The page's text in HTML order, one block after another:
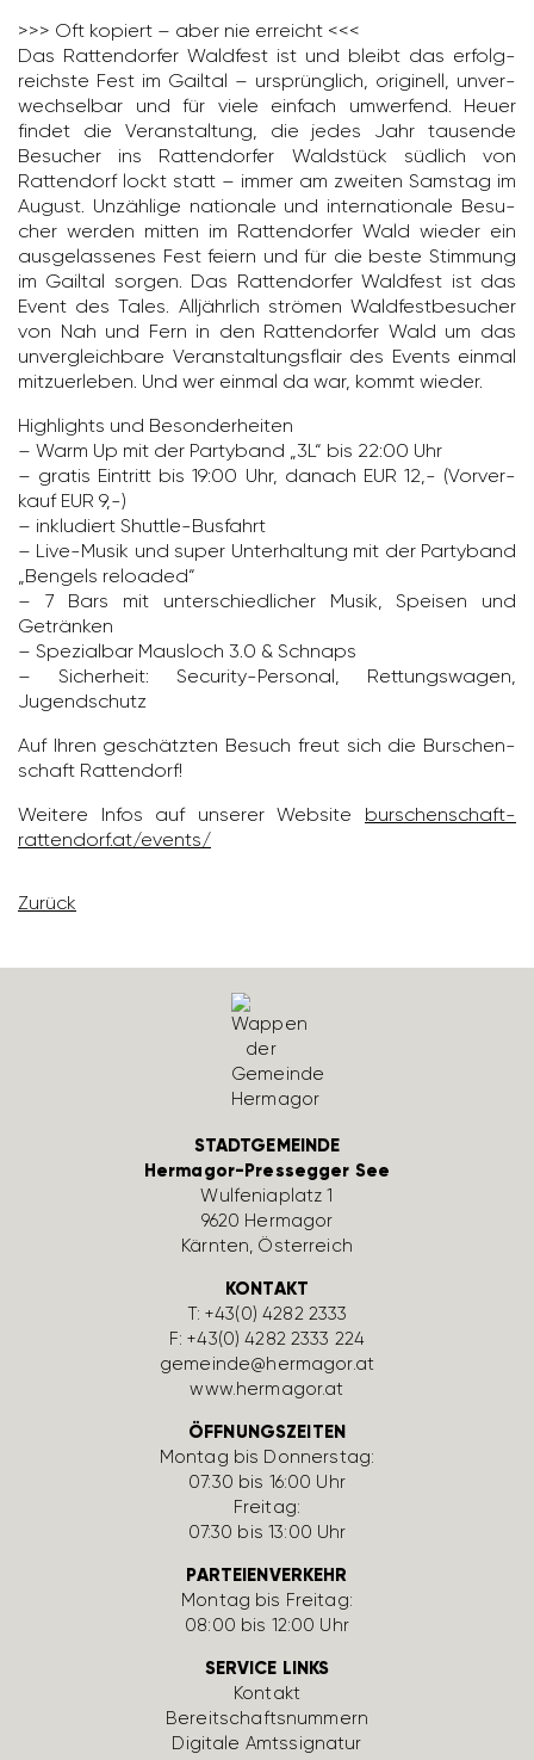
>>> Oft kopiert – aber nie erreicht <<<
Das Ratten­dorfer Wald­fest ist und bleibt das erfolg­
reichste Fest im Gailtal – ursprüng­lich, origi­nell, unver­
wech­selbar und für viele einfach umwer­fend. Heuer
findet die Veran­stal­tung, die jedes Jahr tausende
Besu­cher ins Ratten­dorfer Wald­stück südlich von
Ratten­dorf lockt statt – immer am zweiten Samstag im
August. Unzäh­lige natio­nale und inter­na­tio­nale Besu­
cher werden mitten im Ratten­dorfer Wald wieder ein
ausge­las­senes Fest feiern und für die beste Stim­mung
im Gailtal sorgen. Das Ratten­dorfer Wald­fest ist das
Event des Tales. Alljähr­lich strömen Wald­fest­be­su­cher
von Nah und Fern in den Ratten­dorfer Wald um das
unver­gleich­bare Veran­stal­tungs­flair des Events einmal
mitzu­er­leben. Und wer einmal da war, kommt wieder.
High­lights und Beson­der­heiten
– Warm Up mit der Party­band „3L“ bis 22:00 Uhr
– gratis Eintritt bis 19:00 Uhr, danach EUR 12,- (Vorver­
kauf EUR 9,-)
– inklu­diert Shuttle-Busfahrt
– Live-Musik und super Unter­hal­tung mit der Party­band
„Bengels reloaded“
– 7 Bars mit unter­schied­li­cher Musik, Speisen und
Getränken
– Spezi­albar Maus­loch 3.0 & Schnaps
– Sicher­heit: Secu­rity-Personal, Rettungs­wagen,
Jugend­schutz
Auf Ihren geschätzten Besuch freut sich die Burschen­
schaft Ratten­dorf!
Weitere Infos auf unserer Website burschen­schaft-
ratten­dorf.at/​events/
Zurück
STADTGEMEINDE
Hermagor-Pressegger See
Wulfe­nia­platz 1
9620 Hermagor
Kärnten, Öster­reich
KONTAKT
T:+43(0) 4282 2333
F: +43(0) 4282 2333 224
gemeinde@hermagor.at
www.hermagor.at
ÖFFNUNGSZEITEN
Montag bis Donnerstag:
07:30 bis 16:00 Uhr
Freitag:
07:30 bis 13:00 Uhr
PARTEIENVERKEHR
Montag bis Freitag:
08:00 bis 12:00 Uhr
SERVICE LINKS
Kontakt
Bereit­schafts­num­mern
Digi­tale Amts­si­gnatur